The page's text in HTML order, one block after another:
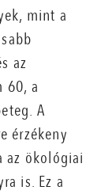
mint a
az
60, a
A
érzékeny
az ökológiai
is. Ez a